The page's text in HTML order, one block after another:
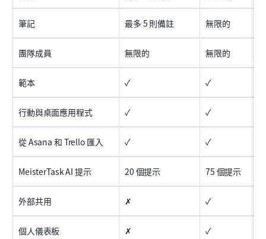
筆記 最多 5 則備註 無限的
團隊成員 無限的 無限的
範本 ✓ ✓
行動與桌面應用程式 ✓ ✓
從 Asana 和 Trello 匯入 ✓ ✓
MeisterTask AI 提示 20 個提示 75 個提示
外部共用 ✗ ✓
個人儀表板 ✗ ✓